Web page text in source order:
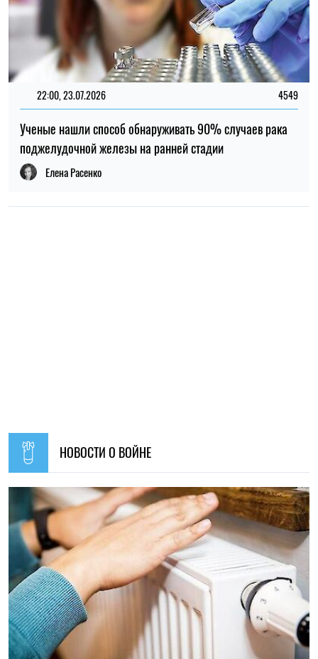
22:00, 23.07.2026 4549
Ученые нашли способ обнаруживать 90% случаев рака
поджелудочной железы на ранней стадии
Елена Расенко
НОВОСТИ О ВОЙНЕ